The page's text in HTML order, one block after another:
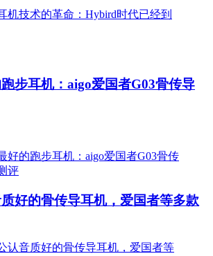
步耳机：aigo爱国者G03骨传导
好的骨传导耳机，爱国者等多款